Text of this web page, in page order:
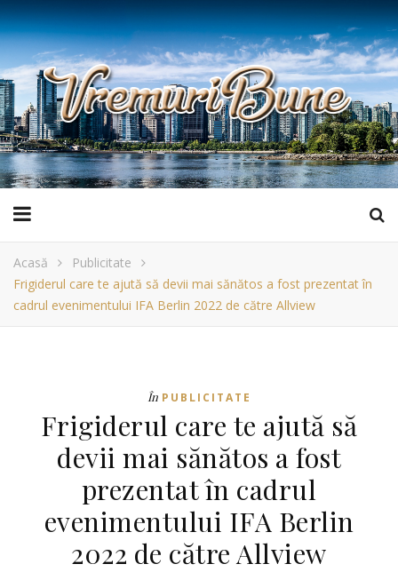
Acasă
Publicitate
Frigiderul care te ajută să devii mai sănătos a fost prezentat în
cadrul evenimentului IFA Berlin 2022 de către Allview
În PUBLICITATE
Frigiderul care te ajută să
devii mai sănătos a fost
prezentat în cadrul
evenimentului IFA Berlin
2022 de către Allview